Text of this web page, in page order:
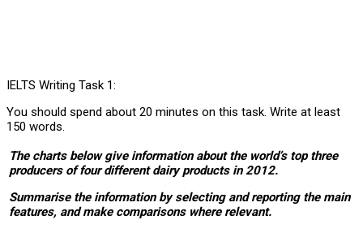
IELTS Writing Task 1:
You should spend about 20 minutes on this task. Write at least
150 words.
The charts below give information about the world’s top three
producers of four different dairy products in 2012.
Summarise the information by selecting and reporting the main
features, and make comparisons where relevant.